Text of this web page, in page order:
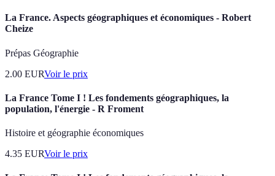
La France. Aspects géographiques et économiques - Robert
Cheize
Prépas Géographie
2.00 EURVoir le prix
La France Tome I ! Les fondements géographiques, la
population, l'énergie - R Froment
Histoire et géographie économiques
4.35 EURVoir le prix